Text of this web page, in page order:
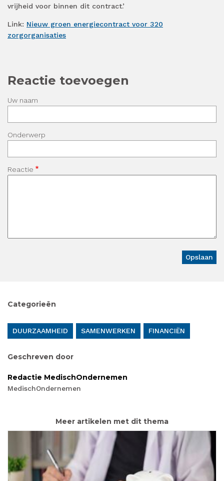
vrijheid voor binnen dit contract.’
Link: Nieuw groen energiecontract voor 320
zorgorganisaties
Reactie toevoegen
Uw naam
Onderwerp
Reactie
Categorieën
DUURZAAMHEID SAMENWERKEN FINANCIËN
Geschreven door
Redactie MedischOndernemen
MedischOndernemen
Meer artikelen met dit thema